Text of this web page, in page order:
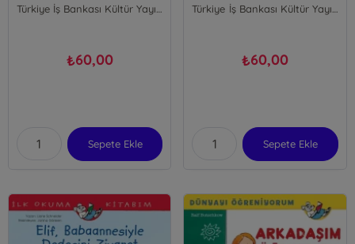
Türkiye İş Bankası Kültür Yayınları
₺60,00
Sepete Ekle
Türkiye İş Bankası Kültür Yayınları
₺60,00
Sepete Ekle